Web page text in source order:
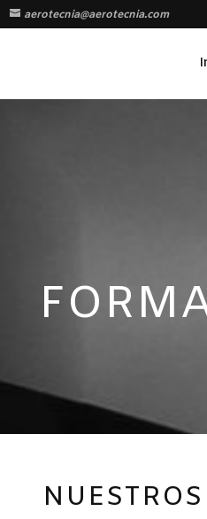
aerotecnia@aerotecnia.com